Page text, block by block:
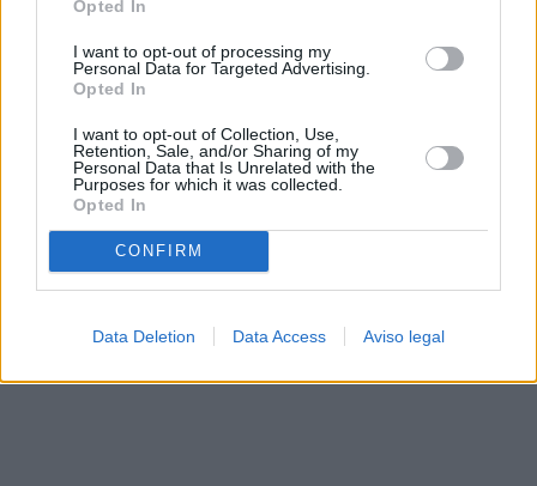
Opted In
I want to opt-out of processing my
Personal Data for Targeted Advertising.
Opted In
I want to opt-out of Collection, Use,
Retention, Sale, and/or Sharing of my
Personal Data that Is Unrelated with the
Purposes for which it was collected.
Opted In
CONFIRM
Data Deletion Data Access Aviso legal